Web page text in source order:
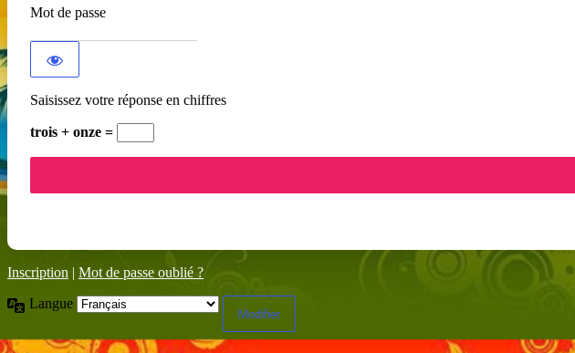
Mot de passe
Saisissez votre réponse en chiffres
trois + onze =
Inscription | Mot de passe oublié ?
Langue